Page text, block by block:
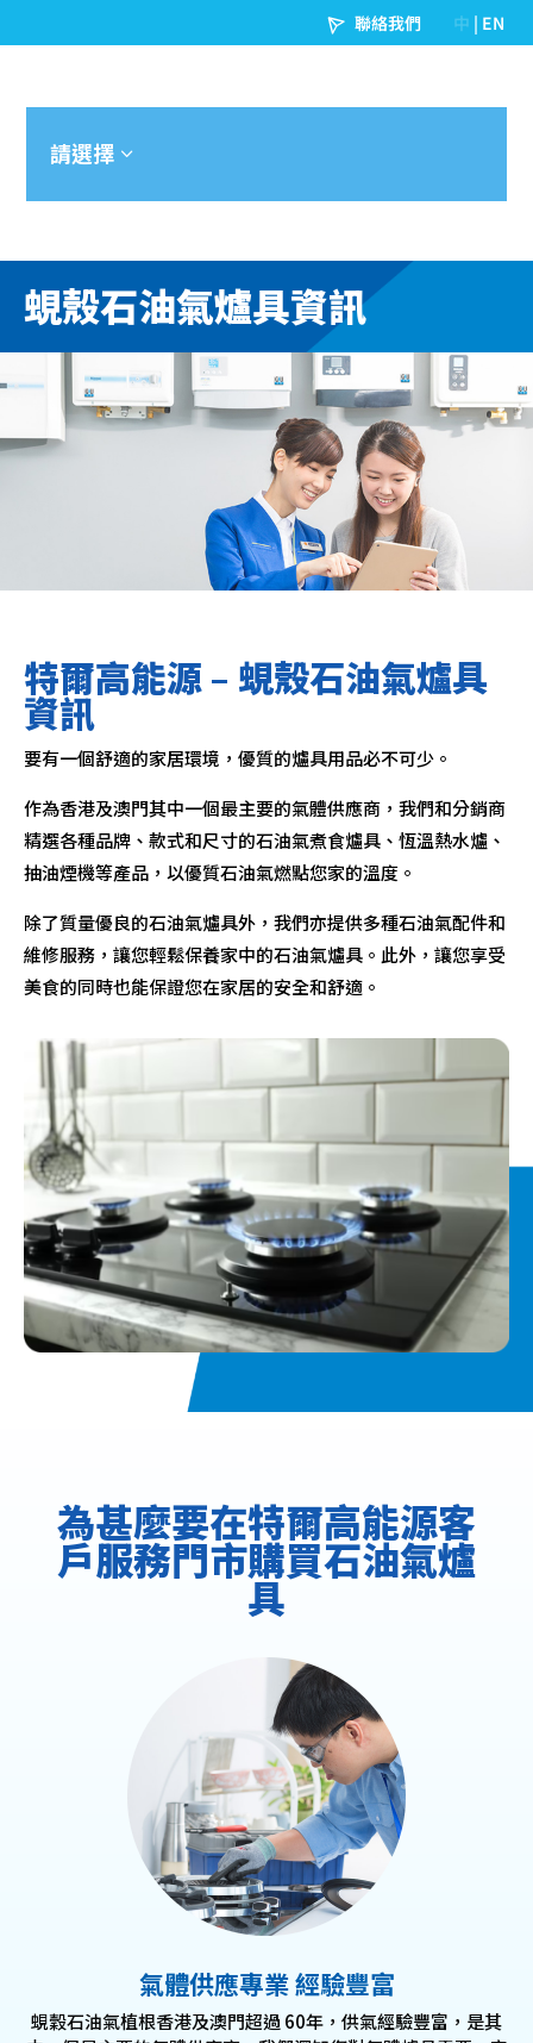
請選擇 3
蜆殼石油氣爐具資訊
特爾高能源 – 蜆殼石油氣爐具
資訊
要有一個舒適的家居環境，優質的爐具用品必不可少。
作為香港及澳門其中一個最主要的氣體供應商，我們和分銷商
精選各種品牌、款式和尺寸的石油氣煮食爐具、恆溫熱水爐、
抽油煙機等產品，以優質石油氣燃點您家的溫度。
除了質量優良的石油氣爐具外，我們亦提供多種石油氣配件和
維修服務，讓您輕鬆保養家中的石油氣爐具。此外，讓您享受
美食的同時也能保證您在家居的安全和舒適。
為甚麼要在特爾高能源客
戶服務門市購買石油氣爐
具
氣體供應專業 經驗豐富
蜆穀石油氣植根香港及澳門超過 60年，供氣經驗豐富，是其